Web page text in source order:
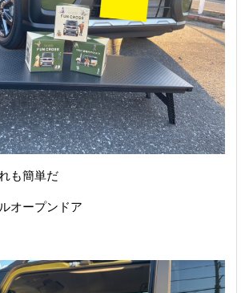
も簡単だ
オープンドア